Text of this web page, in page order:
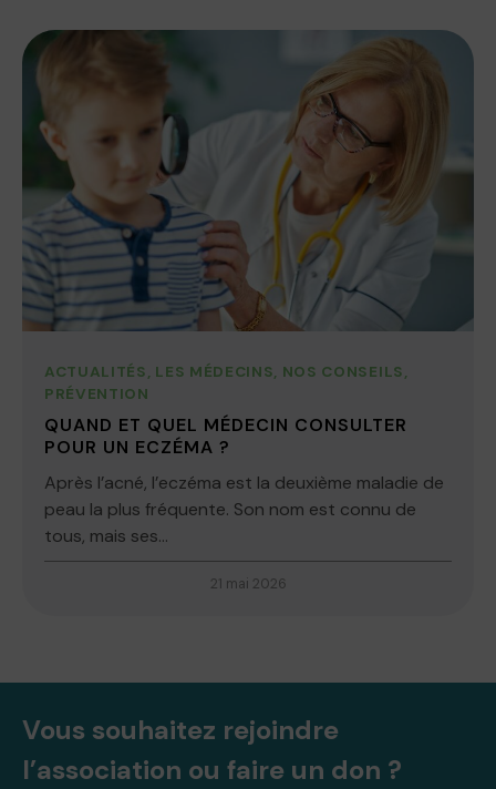
ACTUALITÉS, LES MÉDECINS, NOS CONSEILS,
PRÉVENTION
QUAND ET QUEL MÉDECIN CONSULTER
POUR UN ECZÉMA ?
Après l’acné, l’eczéma est la deuxième maladie de
peau la plus fréquente. Son nom est connu de
tous, mais ses...
21 mai 2026
Vous souhaitez rejoindre
l’association ou faire un don ?